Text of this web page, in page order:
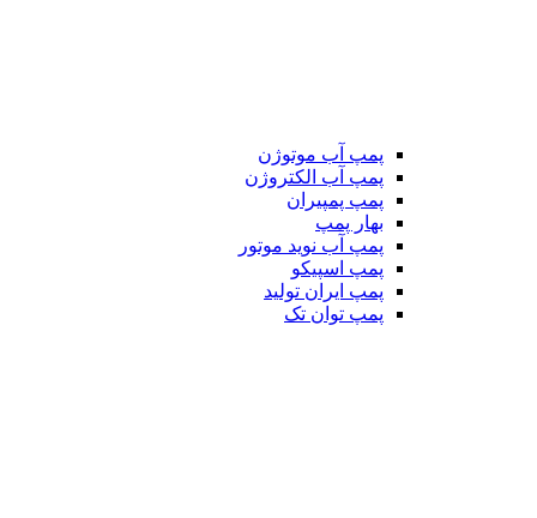
پمپ آب موتوژن
پمپ آب الکتروژن
پمپ پمپیران
بهار پمپ
پمپ آب نوید موتور
پمپ اسپیکو
پمپ ایران تولید
پمپ توان تک